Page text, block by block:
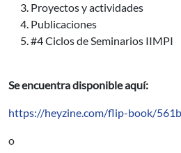
Proyectos y actividades
Publicaciones
#4 Ciclos de Seminarios IIMPI
Se encuentra disponible aquí:
https://heyzine.com/flip-book/
o